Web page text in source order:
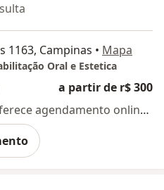
1163, Campinas • Mapa
Oral e Estetica
a partir de r$ 300
Esse especialista não oferece agendamento online para esse endereço.